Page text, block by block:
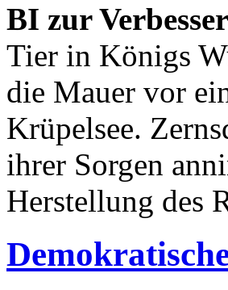
BI zur
Tier in Königs
die Mauer vor
Krüpelsee.
ihrer Sorgen
Herstellung des